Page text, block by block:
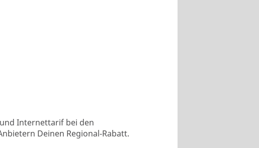
Internettarif bei den
Deinen Regional-Rabatt.